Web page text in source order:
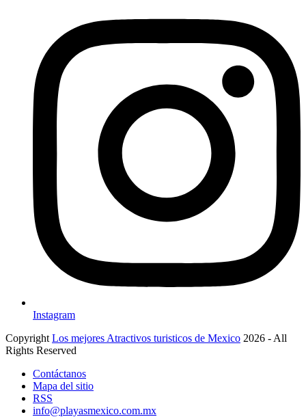
Instagram
Copyright Los mejores Atractivos turisticos de Mexico 2026 - All
Rights Reserved
Contáctanos
Mapa del sitio
RSS
info@playasmexico.com.mx